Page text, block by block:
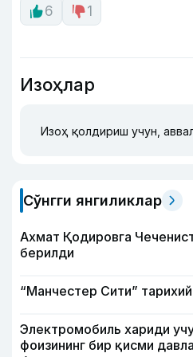
6
1
Изоҳлар
Изоҳ қолдириш учун,
Сўнгги янгиликлар
Ахмат Қодировга
берилди
“Манчестер Сити”
Электромобиль хариди
фоизининг бир қисми